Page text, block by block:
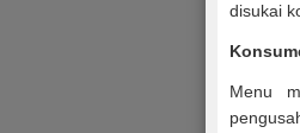
disukai
Menu